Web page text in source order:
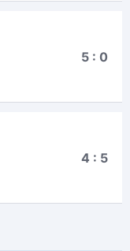
5 : 0
4 : 5